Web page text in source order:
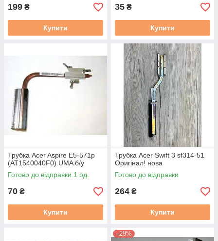
199 ₴
Купити
35 ₴
Купити
Трубка Acer Aspire E5-571p
(AT1540040F0) UMA б/у
Готово до відправки 1 од.
70 ₴
Купити
Трубка Acer Swift 3 sf314-51
Оригінал! нова
Готово до відправки
264 ₴
Купити
–29%